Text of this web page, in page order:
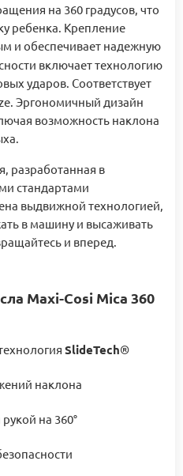
на 360 градусов, что
ребенка. Крепление
и обеспечивает надежную
включает технологию
ударов. Соответствует
Эргономичный дизайн
возможность наклона
разработанная в
стандартами
выдвижной технологией,
в машину и высаживать
и вперед.
Maxi-Cosi Mica 360
SlideTech®
наклона
на 360°